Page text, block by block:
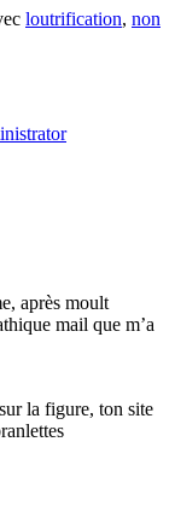
loutrification, non
après moult
mail que m’a
la figure, ton site